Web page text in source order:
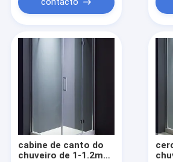
Sobre nós
cabine de canto do
chuveiro de 1-1.2mm